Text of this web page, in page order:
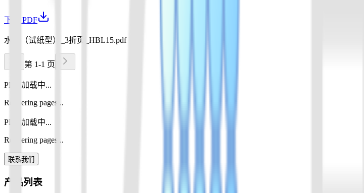
下载 PDF
水产（试纸型）_3折页_HBL15.pdf
第 1-1 页
PDF 加载中...
Rendering pages...
PDF 加载中...
Rendering pages...
联系我们
产品列表